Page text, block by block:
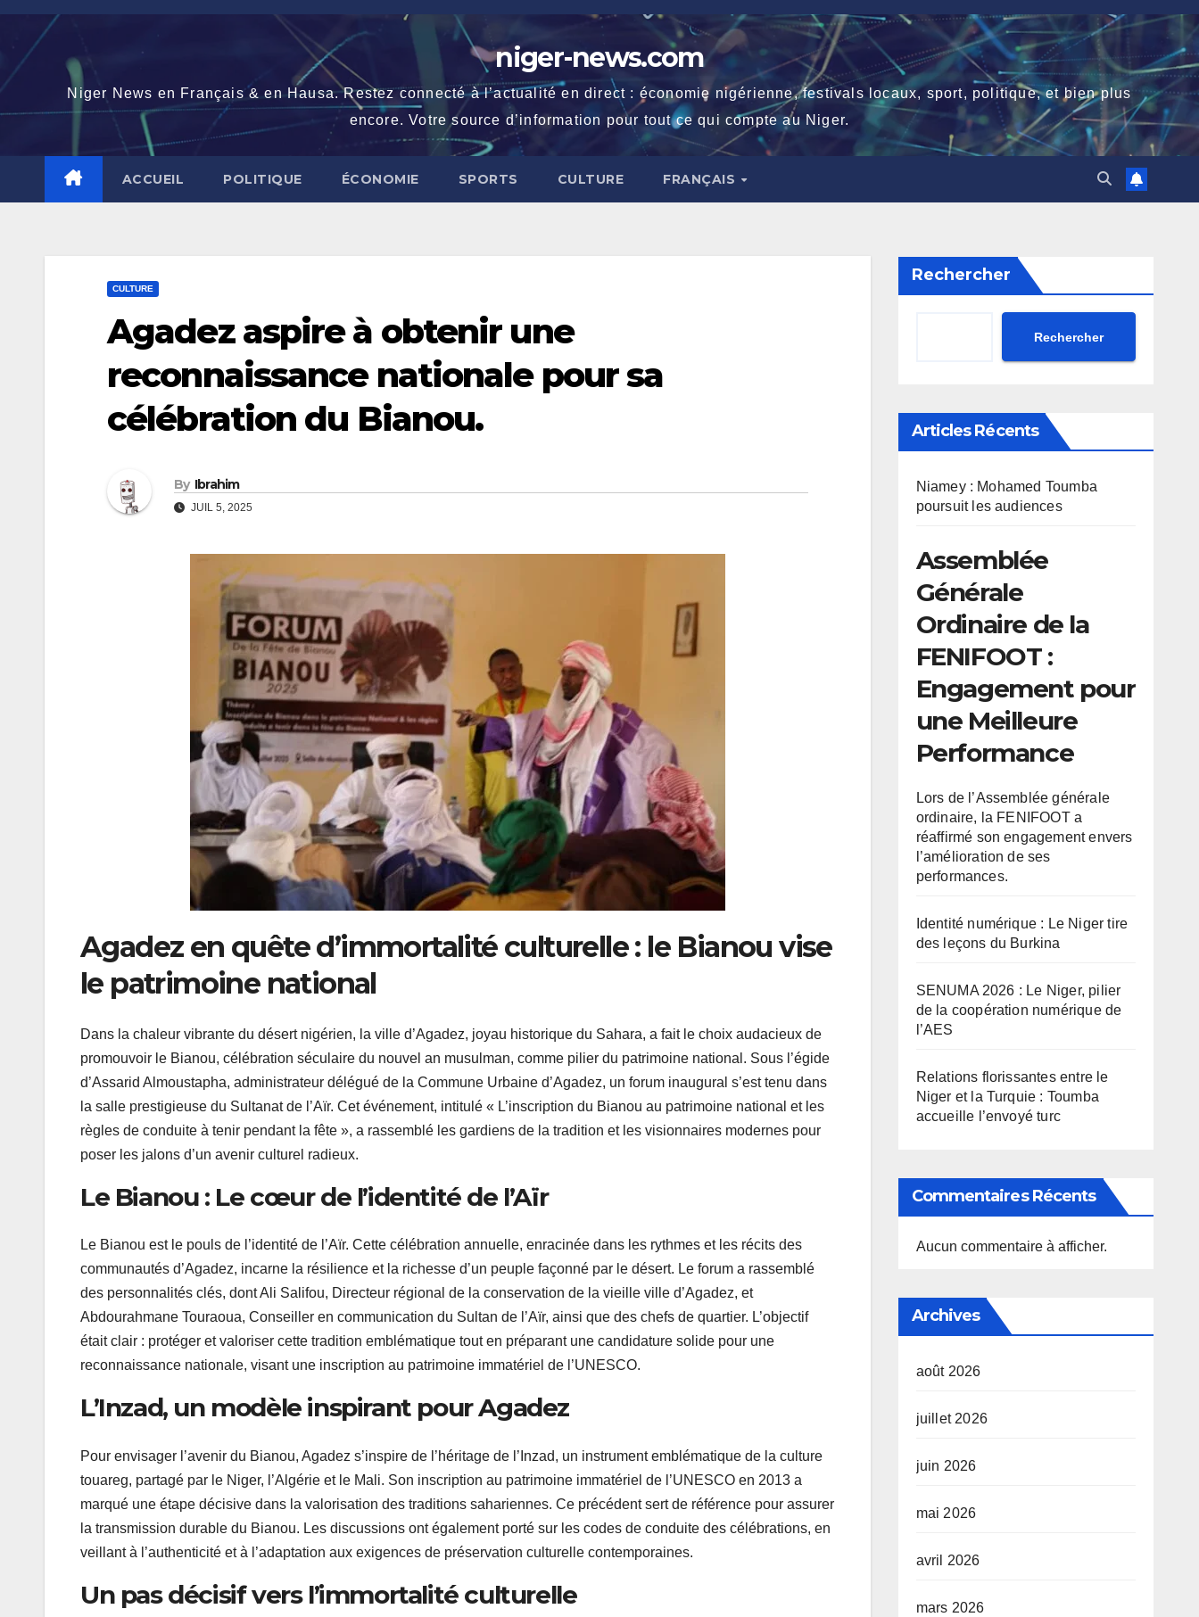
Skip
content
niger-news.com
Niger News en Français & en Hausa. Restez connecté à l’actualité en direct : économie nigérienne, festivals locaux, sport, politique, et bien plus
encore. Votre source d’information pour tout ce qui compte au Niger.
ACCUEIL POLITIQUE ÉCONOMIE SPORTS CULTURE FRANÇAIS
CULTURE
Agadez aspire à obtenir une
reconnaissance nationale pour sa
célébration du Bianou.
By Ibrahim
JUIL 5, 2025
Agadez en quête d’immortalité culturelle : le Bianou vise
le patrimoine national
Dans la chaleur vibrante du désert nigérien, la ville d’Agadez, joyau historique du Sahara, a fait le choix audacieux de
promouvoir le Bianou, célébration séculaire du nouvel an musulman, comme pilier du patrimoine national. Sous l’égide
d’Assarid Almoustapha, administrateur délégué de la Commune Urbaine d’Agadez, un forum inaugural s’est tenu dans
la salle prestigieuse du Sultanat de l’Aïr. Cet événement, intitulé « L’inscription du Bianou au patrimoine national et les
règles de conduite à tenir pendant la fête », a rassemblé les gardiens de la tradition et les visionnaires modernes pour
poser les jalons d’un avenir culturel radieux.
Le Bianou : Le cœur de l’identité de l’Aïr
Le Bianou est le pouls de l’identité de l’Aïr. Cette célébration annuelle, enracinée dans les rythmes et les récits des
communautés d’Agadez, incarne la résilience et la richesse d’un peuple façonné par le désert. Le forum a rassemblé
des personnalités clés, dont Ali Salifou, Directeur régional de la conservation de la vieille ville d’Agadez, et
Abdourahmane Touraoua, Conseiller en communication du Sultan de l’Aïr, ainsi que des chefs de quartier. L’objectif
était clair : protéger et valoriser cette tradition emblématique tout en préparant une candidature solide pour une
reconnaissance nationale, visant une inscription au patrimoine immatériel de l’UNESCO.
L’Inzad, un modèle inspirant pour Agadez
Pour envisager l’avenir du Bianou, Agadez s’inspire de l’héritage de l’Inzad, un instrument emblématique de la culture
touareg, partagé par le Niger, l’Algérie et le Mali. Son inscription au patrimoine immatériel de l’UNESCO en 2013 a
marqué une étape décisive dans la valorisation des traditions sahariennes. Ce précédent sert de référence pour assurer
la transmission durable du Bianou. Les discussions ont également porté sur les codes de conduite des célébrations, en
veillant à l’authenticité et à l’adaptation aux exigences de préservation culturelle contemporaines.
Un pas décisif vers l’immortalité culturelle
Rechercher
Rechercher
Articles Récents
Niamey : Mohamed Toumba
poursuit les audiences
Assemblée
Générale
Ordinaire de la
FENIFOOT :
Engagement pour
une Meilleure
Performance
Lors de l’Assemblée générale
ordinaire, la FENIFOOT a
réaffirmé son engagement envers
l’amélioration de ses
performances.
Identité numérique : Le Niger tire
des leçons du Burkina
SENUMA 2026 : Le Niger, pilier
de la coopération numérique de
l’AES
Relations florissantes entre le
Niger et la Turquie : Toumba
accueille l’envoyé turc
Commentaires Récents
Aucun commentaire à afficher.
Archives
août 2026
juillet 2026
juin 2026
mai 2026
avril 2026
mars 2026